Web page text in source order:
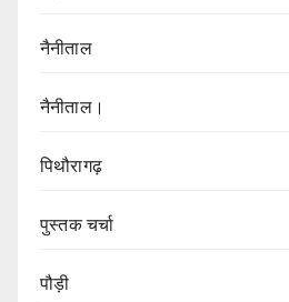
नैनीताल
नैनीताल।
पिथौरागढ़
पुस्तक चर्चा
पौड़ी